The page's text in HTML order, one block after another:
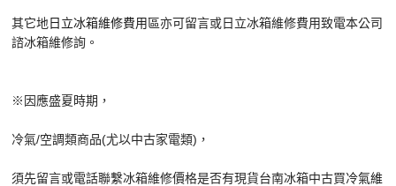
其它地 日立冰箱維修費用區亦可留言或日立冰箱維修費用致電本公司
諮冰箱維修詢。
※因應盛夏時期，
冷氣/空調類商品(尤以中古家電類)，
須先留言或電話聯繫冰箱維修價格是否有現貨台南冰箱中古買冷氣維